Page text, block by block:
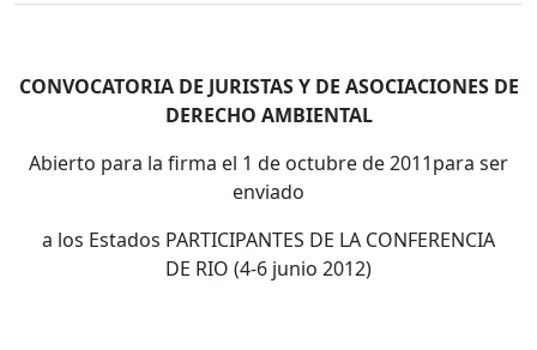
CONVOCATORIA DE JURISTAS Y DE ASOCIACIONES DE
DERECHO AMBIENTAL
Abierto para la firma el 1 de octubre de 2011para ser
enviado
a los Estados PARTICIPANTES DE LA CONFERENCIA
DE RIO (4-6 junio 2012)